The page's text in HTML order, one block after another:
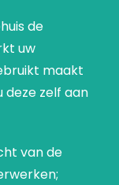
de
uw
maakt
zelf aan
van de